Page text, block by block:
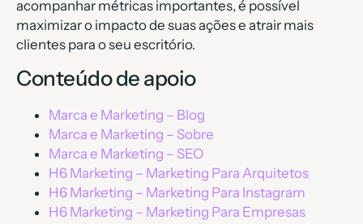
acompanhar métricas importantes, é possível
maximizar o impacto de suas ações e atrair mais
clientes para o seu escritório.
Conteúdo de apoio
Marca e Marketing – Blog
Marca e Marketing – Sobre
Marca e Marketing – SEO
H6 Marketing – Marketing Para Arquitetos
H6 Marketing – Marketing Para Instagram
H6 Marketing – Marketing Para Empresas